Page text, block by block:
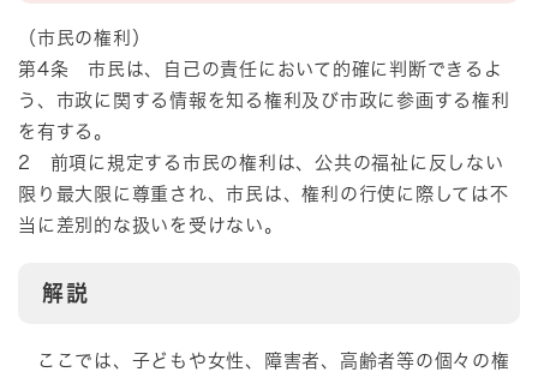
（市民の権利）
第4条 市民は、自己の責任において的確に判断できるよ
う、市政に関する情報を知る権利及び市政に参画する権利
を有する。
2 前項に規定する市民の権利は、公共の福祉に反しない
限り最大限に尊重され、市民は、権利の行使に際しては不
当に差別的な扱いを受けない。
解説
ここでは、子どもや女性、障害者、高齢者等の個々の権